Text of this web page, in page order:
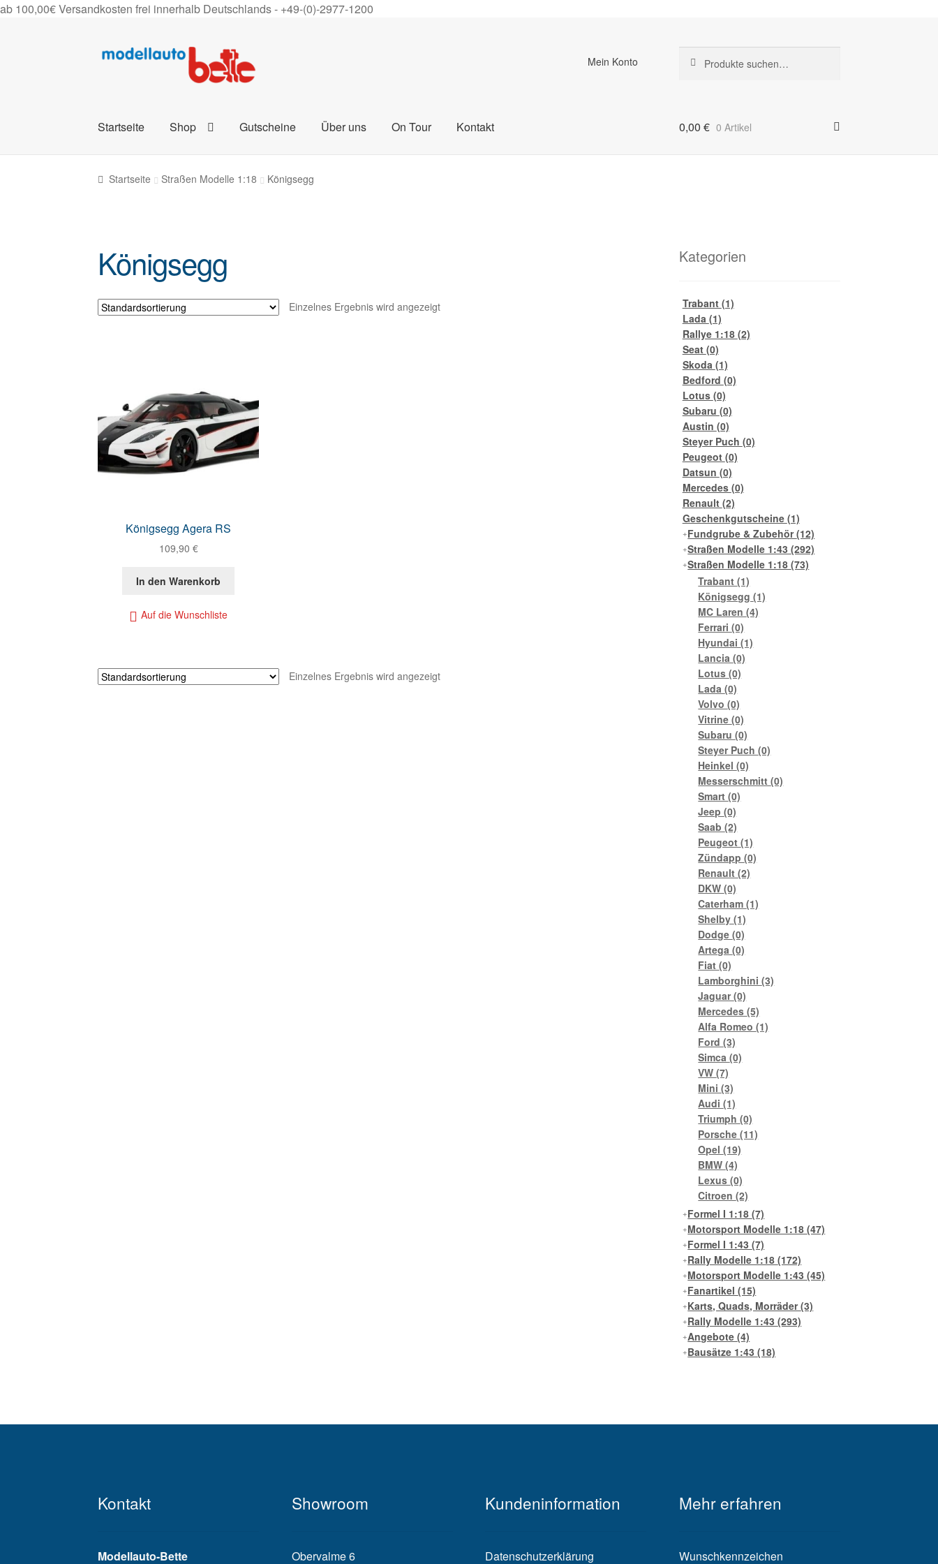
ab 100,00€ Versandkosten frei innerhalb Deutschlands - +49-(0)-2977-1200
Zur
Zum
Mein Konto
nach:
Startseite Shop Gutscheine Über uns On Tour Kontakt 0,00 € 0 Artikel
Startseite Straßen Modelle 1:18 Königsegg
Königsegg
Einzelnes Ergebnis wird angezeigt
Königsegg Agera RS
109,90 €
In den Warenkorb
Auf die Wunschliste
Einzelnes Ergebnis wird angezeigt
Kategorien
Trabant (1)
Lada (1)
Rallye 1:18 (2)
Seat (0)
Skoda (1)
Bedford (0)
Lotus (0)
Subaru (0)
Austin (0)
Steyer Puch (0)
Peugeot (0)
Datsun (0)
Mercedes (0)
Renault (2)
Geschenkgutscheine (1)
Fundgrube & Zubehör(12)
Straßen Modelle 1:43(292)
Straßen Modelle 1:18(73)
Trabant(1)
Königsegg(1)
MC Laren(4)
Ferrari(0)
Hyundai(1)
Lancia(0)
Lotus(0)
Lada(0)
Volvo(0)
Vitrine(0)
Subaru(0)
Steyer Puch(0)
Heinkel(0)
Messerschmitt(0)
Smart(0)
Jeep(0)
Saab(2)
Peugeot(1)
Zündapp(0)
Renault(2)
DKW(0)
Caterham(1)
Shelby(1)
Dodge(0)
Artega(0)
Fiat(0)
Lamborghini(3)
Jaguar(0)
Mercedes(5)
Alfa Romeo(1)
Ford(3)
Simca(0)
VW(7)
Mini(3)
Audi(1)
Triumph(0)
Porsche(11)
Opel(19)
BMW(4)
Lexus(0)
Citroen(2)
Formel I 1:18(7)
Motorsport Modelle 1:18(47)
Formel I 1:43(7)
Rally Modelle 1:18(172)
Motorsport Modelle 1:43(45)
Fanartikel(15)
Karts, Quads, Morräder(3)
Rally Modelle 1:43(293)
Angebote(4)
Bausätze 1:43(18)
Kontakt
Modellauto-Bette
Showroom
Obervalme 6
Kundeninformation
Datenschutzerklärung
Mehr erfahren
Wunschkennzeichen